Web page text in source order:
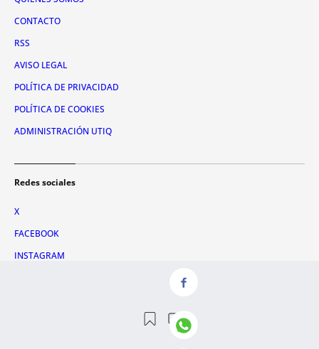
CONTACTO
RSS
AVISO LEGAL
POLÍTICA DE PRIVACIDAD
POLÍTICA DE COOKIES
ADMINISTRACIÓN UTIQ
Redes sociales
X
FACEBOOK
INSTAGRAM